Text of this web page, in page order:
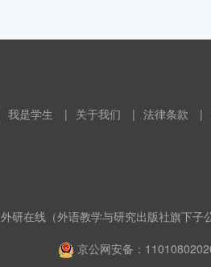
我是学生 | 关于我们 | 法律条款 |
外研在线（外语教学与研究出版社旗下
京公网安备：